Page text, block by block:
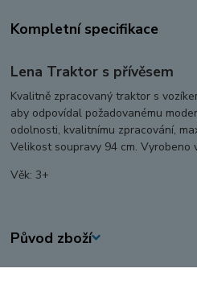
Kompletní specifikace
Lena Traktor s přívěsem
Kvalitně zpracovaný traktor s
aby odpovídal požadovanému
odolnosti, kvalitnímu zpracování,
Velikost soupravy 94 cm. Vyrobeno
Věk: 3+
Původ zboží
Zboží zařazeno v